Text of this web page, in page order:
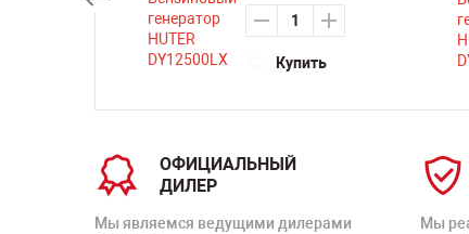
Купить
ОФИЦИАЛЬНЫЙ
ДИЛЕР
Мы являемся ведущими дилерами
Мы